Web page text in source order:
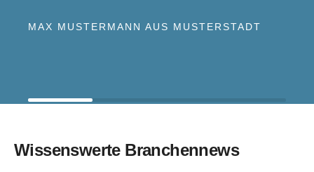
MAX MUSTERMANN AUS MUSTERSTADT
Wissenswerte Branchennews